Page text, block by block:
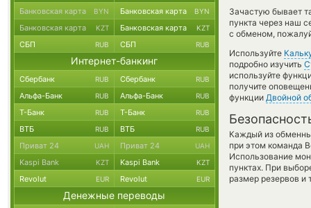
Зачастую бывает
пункта через наш
с обменом,
Используйте
подробно изучить
используйте
получите
функции Двойной
Каждый из
при этом команда
Использование
пунктах. При
размер резервов и
Банковская карта BYN Банковская карта BYN
Банковская карта KZT Банковская карта KZT
СБП RUB СБП RUB
Интернет-банкинг
Сбербанк RUB Сбербанк RUB
Альфа-Банк RUB Альфа-Банк RUB
Т-Банк RUB Т-Банк RUB
ВТБ RUB ВТБ RUB
Приват 24 UAH Приват 24 UAH
Kaspi Bank KZT Kaspi Bank KZT
Revolut EUR Revolut EUR
Денежные переводы